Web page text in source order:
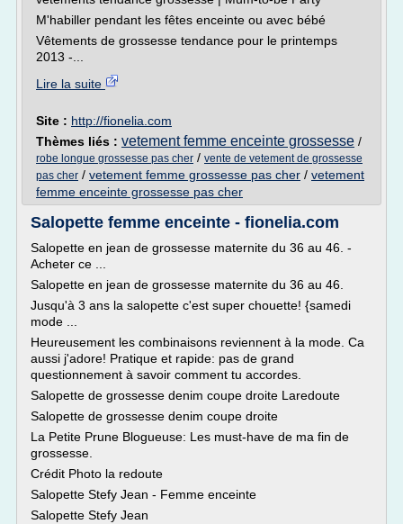
M'habiller pendant les fêtes enceinte ou avec bébé
Vêtements de grossesse tendance pour le printemps
2013 -...
Lire la suite
Site : http://fionelia.com
Thèmes liés : vetement femme enceinte grossesse /
robe longue grossesse pas cher / vente de vetement de grossesse
pas cher / vetement femme grossesse pas cher / vetement
femme enceinte grossesse pas cher
Salopette femme enceinte - fionelia.com
Salopette en jean de grossesse maternite du 36 au 46. -
Acheter ce ...
Salopette en jean de grossesse maternite du 36 au 46.
Jusqu'à 3 ans la salopette c'est super chouette! {samedi
mode ...
Heureusement les combinaisons reviennent à la mode. Ca
aussi j'adore! Pratique et rapide: pas de grand
questionnement à savoir comment tu accordes.
Salopette de grossesse denim coupe droite Laredoute
Salopette de grossesse denim coupe droite
La Petite Prune Blogueuse: Les must-have de ma fin de
grossesse.
Crédit Photo la redoute
Salopette Stefy Jean - Femme enceinte
Salopette Stefy Jean